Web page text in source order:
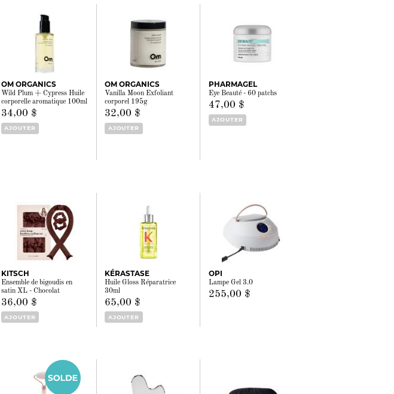
OM ORGANICS
Wild Plum + Cypress Huile
corporelle aromatique 100ml
34,00 $
AJOUTER
OM ORGANICS
Vanilla Moon Exfoliant
corporel 195g
32,00 $
AJOUTER
PHARMAGEL
Eye Beauté - 60 patchs
47,00 $
AJOUTER
KITSCH
Ensemble de bigoudis en
satin XL - Chocolat
36,00 $
AJOUTER
KÉRASTASE
Huile Gloss Réparatrice
30ml
65,00 $
AJOUTER
OPI
Lampe Gel 3.0
255,00 $